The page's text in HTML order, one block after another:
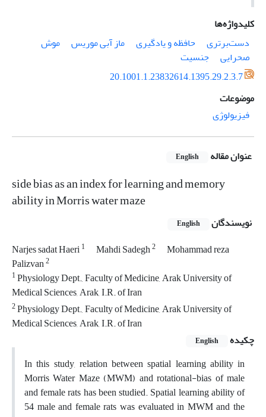
کلیدواژه‌ها
دست‌برتری
حافظه و یادگیری ماز آبی موریس
موش
صحرایی
جنسیت
20.1001.1.23832614.1395.29.2.3.7
موضوعات
فیزیولوژی
عنوان مقاله English
side bias as an index for learning and memory
ability in Morris water maze
نویسندگان English
Narjes sadat Haeri1 Mahdi Sadegh2
Mohammad reza
Palizvan2
1Physiology Dept., Faculty of Medicine, Arak University of
Medical Sciences, Arak, I.R. of Iran
2Physiology Dept., Faculty of Medicine, Arak University of
Medical Sciences, Arak, I.R. of Iran
چکیده
English
In this study, relation between spatial learning ability in
Morris Water Maze (MWM) and rotational-bias of male
and female rats has been studied. Spatial learning ability of
54 male and female rats was evaluated in MWM and the